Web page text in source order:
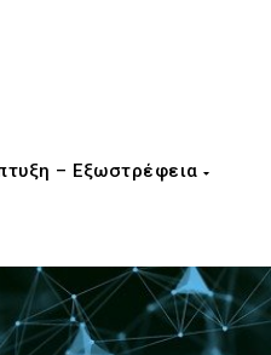
– Εξωστρέφεια